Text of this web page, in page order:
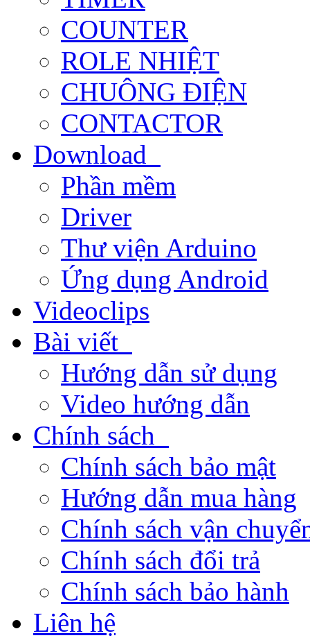
COUNTER
ROLE NHIỆT
CHUÔNG ĐIỆN
CONTACTOR
Download
Phần mềm
Driver
Thư viện Arduino
Ứng dụng Android
Videoclips
Bài viết
Hướng dẫn sử dụng
Video hướng dẫn
Chính sách
Chính sách bảo mật
Hướng dẫn mua hàng
Chính sách vận
Chính sách đổi trả
Chính sách bảo hành
Liên hệ